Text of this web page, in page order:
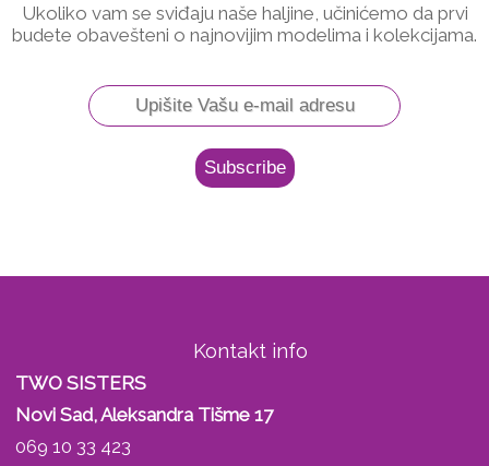
Ukoliko vam se sviđaju naše haljine, učinićemo da prvi
budete obavešteni o najnovijim modelima i kolekcijama.
Kontakt info
TWO SISTERS
Novi Sad, Aleksandra Tišme 17
069 10 33 423